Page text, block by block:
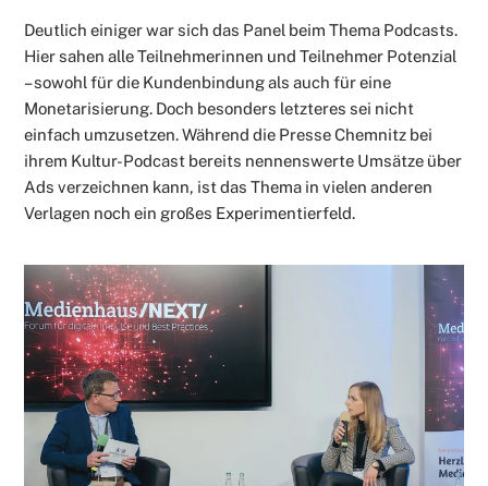
Deutlich einiger war sich das Panel beim Thema Podcasts.
Hier sahen alle Teilnehmerinnen und Teilnehmer Potenzial
– sowohl für die Kundenbindung als auch für eine
Monetarisierung. Doch besonders letzteres sei nicht
einfach umzusetzen. Während die Presse Chemnitz bei
ihrem Kultur-Podcast bereits nennenswerte Umsätze über
Ads verzeichnen kann, ist das Thema in vielen anderen
Verlagen noch ein großes Experimentierfeld.